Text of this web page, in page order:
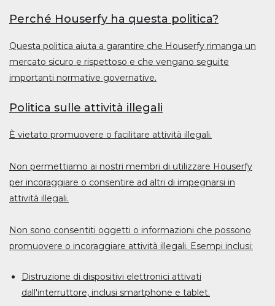
Perché Houserfy ha questa politica?
Questa politica aiuta a garantire che Houserfy rimanga un
mercato sicuro e rispettoso e che vengano seguite
importanti normative governative.
Politica sulle attività illegali
È vietato promuovere o facilitare attività illegali.
Non permettiamo ai nostri membri di utilizzare Houserfy
per incoraggiare o consentire ad altri di impegnarsi in
attività illegali.
Non sono consentiti oggetti o informazioni che possono
promuovere o incoraggiare attività illegali. Esempi inclusi:
Distruzione di dispositivi elettronici attivati
dall'interruttore, inclusi smartphone e tablet.